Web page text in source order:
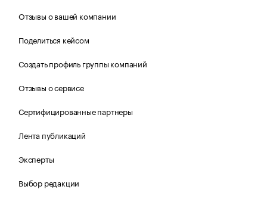
Отзывы о вашей компании
Поделиться кейсом
Создать профиль группы компаний
Отзывы о сервисе
Сертифицированные партнеры
Лента публикаций
Эксперты
Выбор редакции